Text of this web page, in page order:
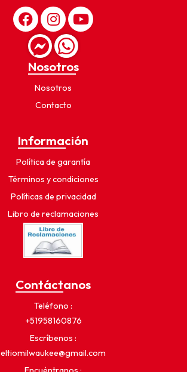
Nosotros
Nosotros
Contacto
Información
Política de garantía
Términos y condiciones
Políticas de privacidad
Libro de reclamaciones
Contáctanos
Teléfono
+51958160876
Escríbenos
eltiomilwaukee@gmail.com